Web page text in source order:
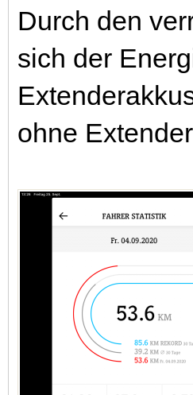
Durch den
sich der
ohne